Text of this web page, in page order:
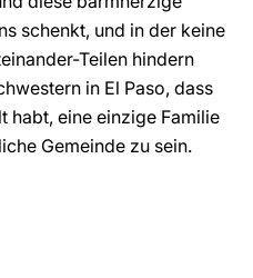
schenkt, und in der keine
Teilen hindern
in El Paso, dass
habt, eine einzige Familie
Gemeinde zu sein.